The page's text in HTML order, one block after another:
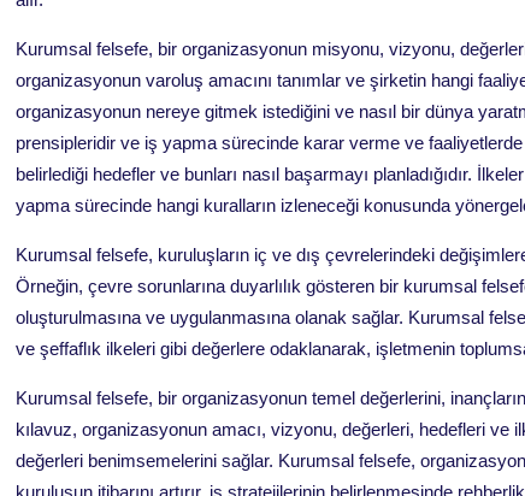
Kurumsal felsefe, bir organizasyonun misyonu, vizyonu,
organizasyonun varoluş amacını tanımlar ve şirketin hangi
organizasyonun nereye gitmek istediğini ve nasıl bir dünya
prensipleridir ve iş yapma sürecinde karar verme ve
belirlediği hedefler ve bunları nasıl başarmayı planladığıdır.
yapma sürecinde hangi kuralların izleneceği konusunda
Kurumsal felsefe, kuruluşların iç ve dış çevrelerindeki
Örneğin, çevre sorunlarına duyarlılık gösteren bir kurumsal
oluşturulmasına ve uygulanmasına olanak sağlar. Kurumsal
ve şeffaflık ilkeleri gibi değerlere odaklanarak, işletmenin
Kurumsal felsefe, bir organizasyonun temel değerlerini,
kılavuz, organizasyonun amacı, vizyonu, değerleri, hedefleri ve
değerleri benimsemelerini sağlar. Kurumsal felsefe,
kuruluşun itibarını artırır, iş stratejilerinin belirlenmesinde